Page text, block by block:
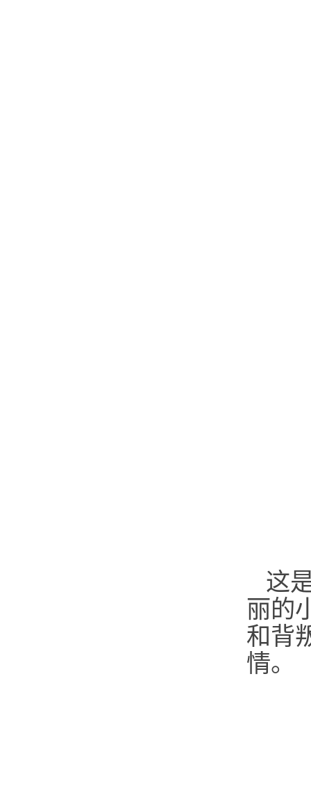
这
丽的
和背
情。